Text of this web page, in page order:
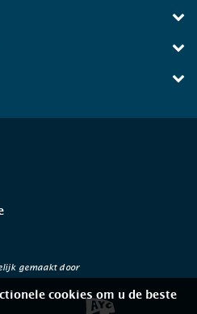
gemaakt door
cookies om u de beste